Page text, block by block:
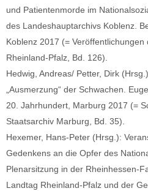
und Patientenmorde im
des Landeshauptarchivs Koblenz.
Koblenz 2017 (=
Rheinland-Pfalz, Bd. 126).
Hedwig, Andreas/ Petter, Dirk
„Ausmerzung“ der Schwachen.
20. Jahrhundert, Marburg 2017 (=
Staatsarchiv Marburg, Bd. 35).
Hexemer, Hans-Peter (Hrsg.):
Gedenkens an die Opfer des
Plenarsitzung in der Rheinhessen-
Landtag Rheinland-Pfalz und der